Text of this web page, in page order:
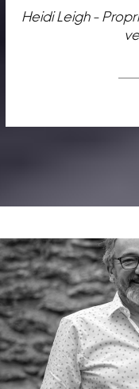
Heidi Leigh -